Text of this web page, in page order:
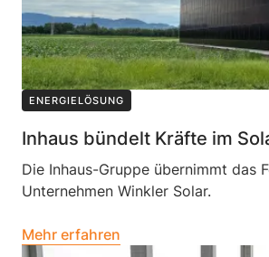
ENERGIELÖSUNG
Inhaus bündelt Kräfte im
Die Inhaus-Gruppe übernimmt das
Unternehmen Winkler Solar.
Mehr erfahren